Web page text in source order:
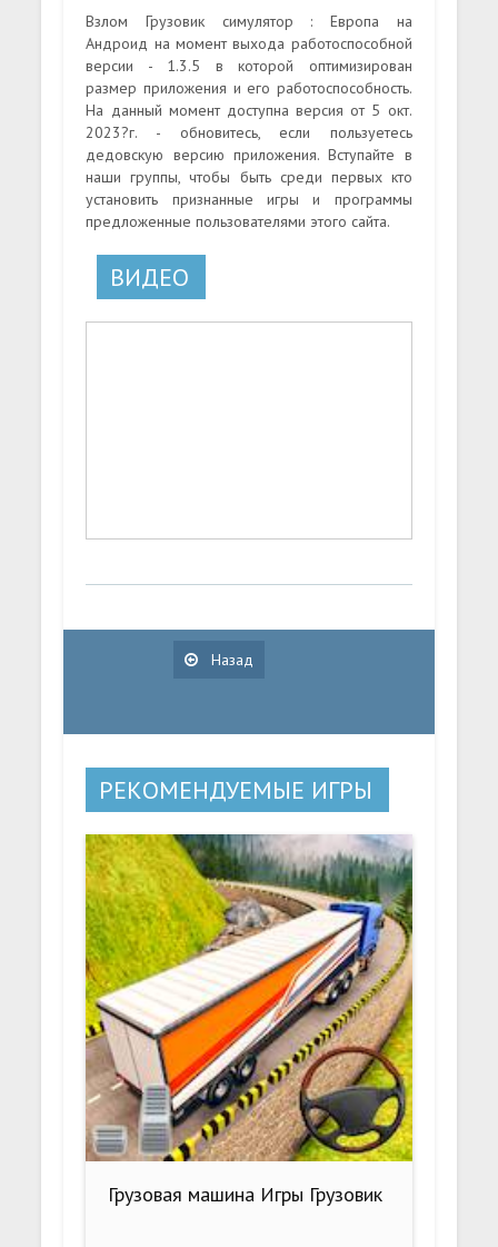
Взлом Грузовик симулятор : Европа на
Андроид на момент выхода работоспособной
версии - 1.3.5 в которой оптимизирован
размер приложения и его работоспособность.
На данный момент доступна версия от 5 окт.
2023?г. - обновитесь, если пользуетесь
дедовскую версию приложения. Вступайте в
наши группы, чтобы быть среди первых кто
установить признанные игры и программы
предложенные пользователями этого сайта.
ВИДЕО
Назад
РЕКОМЕНДУЕМЫЕ ИГРЫ
Грузовая машина Игры Грузовик